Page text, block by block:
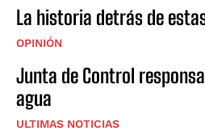
La historia detrás de
OPINIÓN
Junta de Control
agua
ULTIMAS NOTICIAS